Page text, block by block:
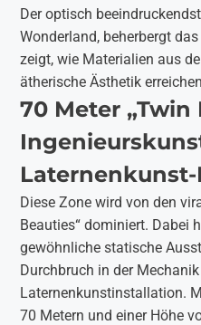
Der optisch
Wonderland, beherbergt
zeigt, wie Materialien aus
ätherische Ästhetik
70 Meter „Twin
Diese Zone wird von den
Beauties“ dominiert. Dabei
gewöhnliche statische
Durchbruch in der
Laternenkunstinstallation.
70 Metern und einer Höhe